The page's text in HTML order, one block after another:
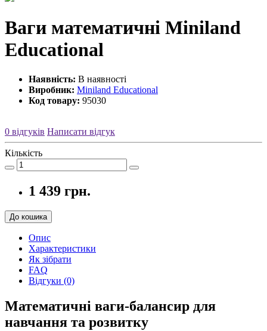
Ваги математичні Miniland
Educational
Наявність: В наявності
Виробник: Miniland Educational
Код товару: 95030
0 відгуків Написати відгук
Кількість
1 439 грн.
До кошика
Опис
Характеристики
Як зібрати
FAQ
Відгуки (0)
Математичні ваги-балансир для
навчання та розвитку